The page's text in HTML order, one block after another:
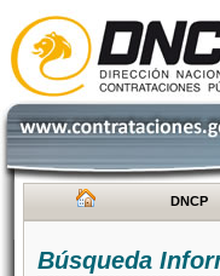
DNCP
Búsqueda